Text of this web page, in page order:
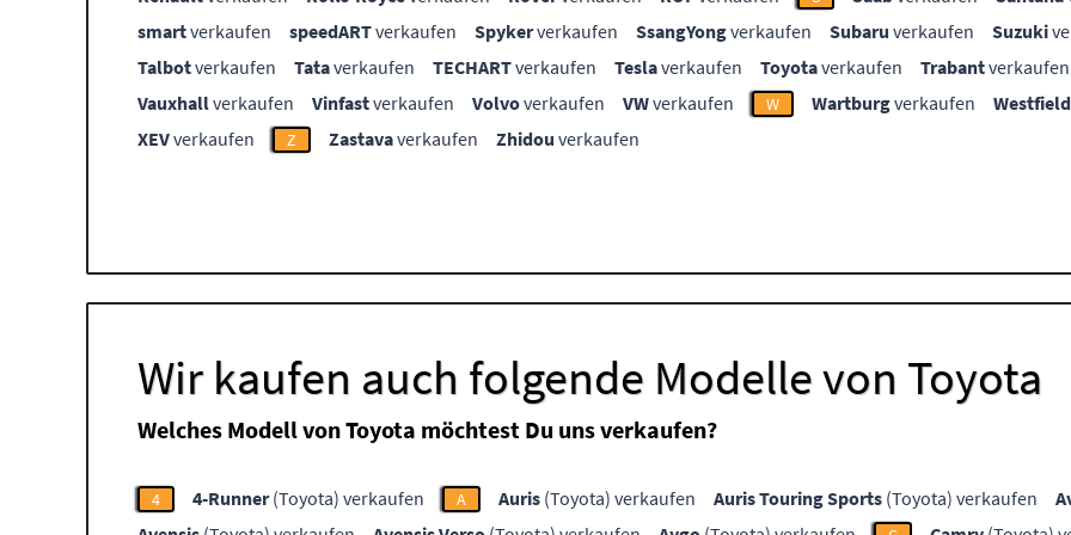
smartverkaufen speedARTverkaufen Spykerverkaufen SsangYongverkaufen Subaru verkaufen Suzuki
Talbotverkaufen Tataverkaufen TECHARTverkaufen Teslaverkaufen Toyotaverkaufen Trabantverkaufen
Vauxhallverkaufen Vinfastverkaufen Volvoverkaufen VWverkaufen W Wartburgverkaufen
Westfield
XEVverkaufen Z Zastavaverkaufen Zhidou verkaufen
Wir kaufen auch folgende Modelle von Toyota
Welches Modell von Toyota möchtest Du uns verkaufen?
4 4-Runner(Toyota) verkaufen A Auris (Toyota) verkaufen Auris Touring Sports (Toyota) verkaufen